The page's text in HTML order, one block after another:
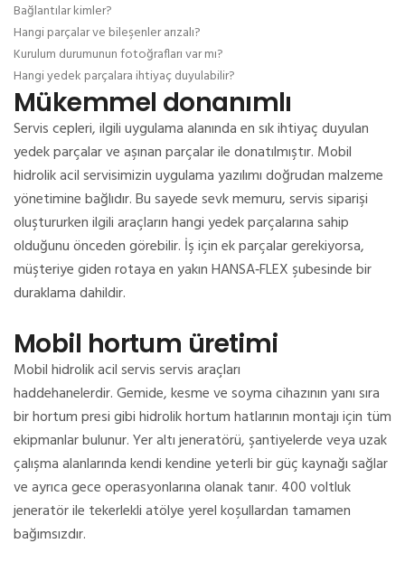
Bağlantılar kimler?
Hangi parçalar ve bileşenler arızalı?
Kurulum durumunun fotoğrafları var mı?
Hangi yedek parçalara ihtiyaç duyulabilir?
Mükemmel donanımlı
Servis cepleri, ilgili uygulama alanında en sık ihtiyaç duyulan
yedek parçalar ve aşınan parçalar ile donatılmıştır. Mobil
hidrolik acil servisimizin uygulama yazılımı doğrudan malzeme
yönetimine bağlıdır.Bu sayede sevk memuru, servis siparişi
oluştururken ilgili araçların hangi yedek parçalarına sahip
olduğunu önceden görebilir. İş için ek parçalar gerekiyorsa,
müşteriye giden rotaya en yakın HANSA‑FLEX şubesinde bir
duraklama dahildir.
Mobil hortum üretimi
Mobil hidrolik acil servis servis araçları
haddehanelerdir.Gemide, kesme ve soyma cihazının yanı sıra
bir hortum presi gibi hidrolik hortum hatlarının montajı için tüm
ekipmanlar bulunur.Yer altı jeneratörü, şantiyelerde veya uzak
çalışma alanlarında kendi kendine yeterli bir güç kaynağı sağlar
ve ayrıca gece operasyonlarına olanak tanır. 400 voltluk
jeneratör ile tekerlekli atölye yerel koşullardan tamamen
bağımsızdır.